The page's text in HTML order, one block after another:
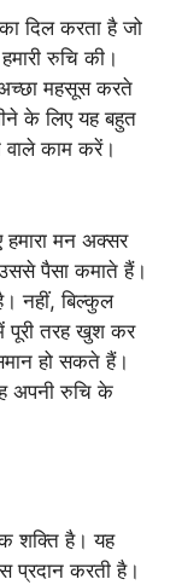
दिल करता है जो
रुचि की।
महसूस करते
के लिए यह बहुत
वाले काम करें।
मन अक्सर
पैसा कमाते हैं।
नहीं, बिल्कुल
पूरी तरह खुश कर
हो सकते हैं।
अपनी रुचि के
शक्ति है। यह
प्रदान करती है।